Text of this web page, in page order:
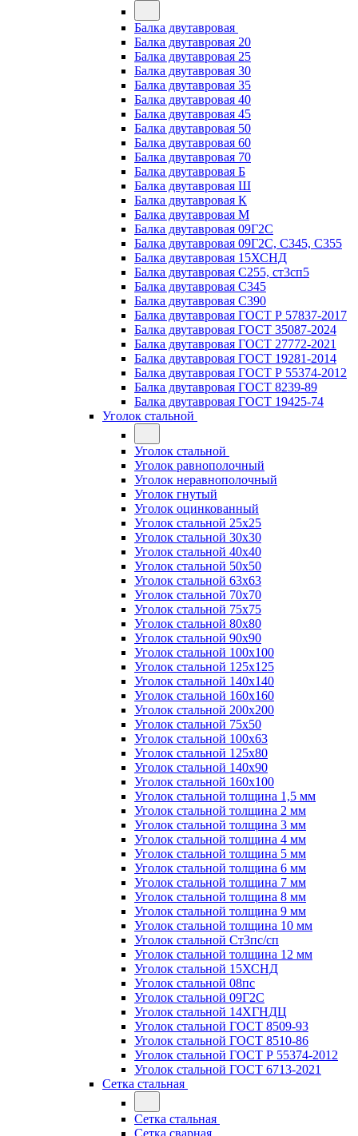
Балка двутавровая
Балка двутавровая 20
Балка двутавровая 25
Балка двутавровая 30
Балка двутавровая 35
Балка двутавровая 40
Балка двутавровая 45
Балка двутавровая 50
Балка двутавровая 60
Балка двутавровая 70
Балка двутавровая Б
Балка двутавровая Ш
Балка двутавровая К
Балка двутавровая М
Балка двутавровая 09Г2С
Балка двутавровая 09Г2С, С345, С355
Балка двутавровая 15ХСНД
Балка двутавровая С255, ст3сп5
Балка двутавровая С345
Балка двутавровая С390
Балка двутавровая ГОСТ Р 57837-2017
Балка двутавровая ГОСТ 35087-2024
Балка двутавровая ГОСТ 27772-2021
Балка двутавровая ГОСТ 19281-2014
Балка двутавровая ГОСТ Р 55374-2012
Балка двутавровая ГОСТ 8239-89
Балка двутавровая ГОСТ 19425-74
Уголок стальной
Уголок стальной
Уголок равнополочный
Уголок неравнополочный
Уголок гнутый
Уголок оцинкованный
Уголок стальной 25х25
Уголок стальной 30х30
Уголок стальной 40х40
Уголок стальной 50х50
Уголок стальной 63х63
Уголок стальной 70х70
Уголок стальной 75х75
Уголок стальной 80х80
Уголок стальной 90х90
Уголок стальной 100х100
Уголок стальной 125х125
Уголок стальной 140х140
Уголок стальной 160х160
Уголок стальной 200х200
Уголок стальной 75х50
Уголок стальной 100х63
Уголок стальной 125х80
Уголок стальной 140х90
Уголок стальной 160х100
Уголок стальной толщина 1,5 мм
Уголок стальной толщина 2 мм
Уголок стальной толщина 3 мм
Уголок стальной толщина 4 мм
Уголок стальной толщина 5 мм
Уголок стальной толщина 6 мм
Уголок стальной толщина 7 мм
Уголок стальной толщина 8 мм
Уголок стальной толщина 9 мм
Уголок стальной толщина 10 мм
Уголок стальной Ст3пс/сп
Уголок стальной толщина 12 мм
Уголок стальной 15ХСНД
Уголок стальной 08пс
Уголок стальной 09Г2С
Уголок стальной 14ХГНДЦ
Уголок стальной ГОСТ 8509-93
Уголок стальной ГОСТ 8510-86
Уголок стальной ГОСТ Р 55374-2012
Уголок стальной ГОСТ 6713-2021
Сетка стальная
Сетка стальная
Сетка сварная